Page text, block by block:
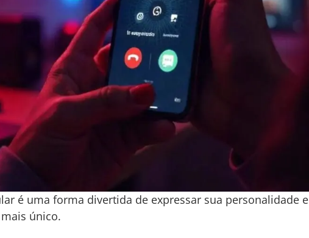
é uma forma divertida de expressar sua personalidade e
único.